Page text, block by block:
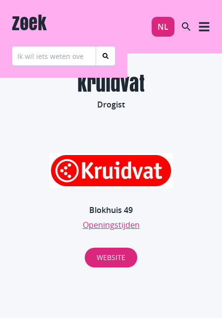
NL
Zoek
Kruidvat
Drogist
Blokhuis 49
Openingstijden
WEBSITE